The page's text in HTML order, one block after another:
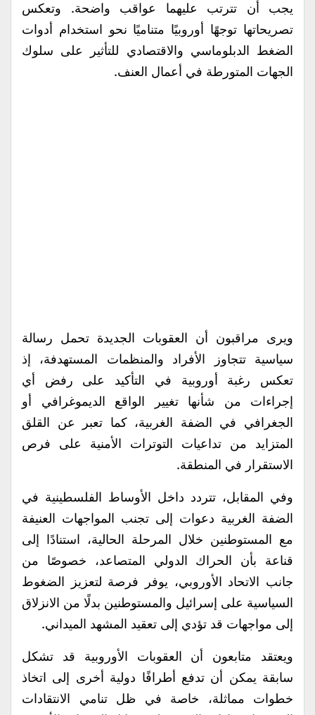
يجب أن تترتب عليهما عواقب واضحة. وتعكس
تصريحاتها توجهًا أوروبيًا متناميًا نحو استخدام أدوات
الضغط الدبلوماسي والاقتصادي للتأثير على سلوك
الجهات المتورطة في أعمال العنف.
ويرى مراقبون أن العقوبات الجديدة تحمل رسالة
سياسية تتجاوز الأفراد والمنظمات المستهدفة، إذ
تعكس رغبة أوروبية في التأكيد على رفض أي
إجراءات من شأنها تغيير الواقع الديموغرافي أو
الجغرافي في الضفة الغربية، كما تعبر عن القلق
المتزايد من تداعيات التوترات الأمنية على فرص
الاستقرار في المنطقة.
وفي المقابل، تتردد داخل الأوساط الفلسطينية في
الضفة الغربية دعوات إلى تجنب المواجهات العنيفة
مع المستوطنين خلال المرحلة الحالية، استنادًا إلى
قناعة بأن الحراك الدولي المتصاعد، خصوصًا من
جانب الاتحاد الأوروبي، يوفر فرصة لتعزيز الضغوط
السياسية على إسرائيل والمستوطنين بدلًا من الانزلاق
إلى مواجهات قد تؤدي إلى تعقيد المشهد الميداني.
ويعتقد متابعون أن العقوبات الأوروبية قد تشكل
سابقة يمكن أن تدفع أطرافًا دولية أخرى إلى اتخاذ
خطوات مماثلة، خاصة في ظل تنامي الانتقادات